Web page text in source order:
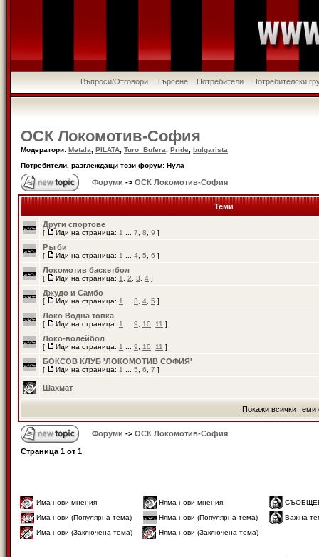
Въпроси/Отговори Търсене Потребители Потребителски
ОСК Локомотив-София
Модератори: Metala PILATA Turo_Bufera Pride
bulgarista
Потребители, разглеждащи този форум: Нула
Форуми -> ОСК Локомотив-София
Теми
Други спортове
[ Иди на страница: 1 7 8 9 ]
Ръгби
[ Иди на страница: 1 4 5 6 ]
Локомотив баскетбол
[ Иди на страница: 1 2 3 4 ]
Джудо и Самбо
[ Иди на страница: 1 3 4 5 ]
Локо Водна топка
[ Иди на страница: 1 9 10 11 ]
Локо-волейбол
[ Иди на страница: 1 9 10 11 ]
БОКСОВ КЛУБ 'ЛОКОМОТИВ СОФИЯ'
[ Иди на страница: 1 5 6 7 ]
Шахмат
Покажи всички теми
Форуми -> ОСК Локомотив-София
Страница 1 от 1
Има нови мнения Няма нови мнения
Има нови (Популярна тема)
Няма нови (Популярна тема)
Важна
Има нови (Заключена тема)
Няма нови (Заключена тема)